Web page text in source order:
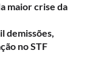
maior crise da
demissões,
no STF